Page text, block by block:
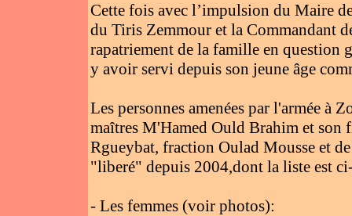
Cette fois avec l’impulsion du Maire
du Tiris Zemmour et la Commandant
rapatriement de la famille en
y avoir servi depuis son jeune âge
Les personnes amenées par l'armée à
maîtres M'Hamed Ould Brahim et son
Rgueybat, fraction Oulad Mousse et
"liberé" depuis 2004,dont la liste est
- Les femmes (voir photos):